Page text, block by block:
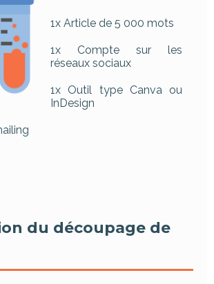
1x Article de 5 000 mots
1x Compte sur les
réseaux sociaux
1x Outil type Canva ou
InDesign
du découpage de